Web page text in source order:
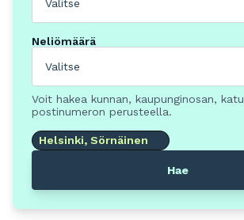
Valitse
Neliömäärä
Valitse
Voit hakea kunnan, kaupunginosan,
postinumeron perusteella.
Helsinki, Sörnäinen
Hae